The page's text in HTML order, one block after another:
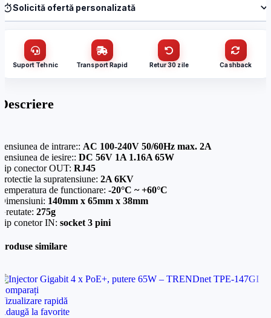
Denumire firmă / instituție*
Telefon
Mesaj (cantitate, termen, alte detalii)
Solicită ofertă personalizată
Nume / firmă
Telefon*
Cerințele tale (proiect, buget, termen, alte produse)
Suport Tehnic Transport Rapid Retur 30 zile Cashback
de intrare:: AC 100-240V 50/60Hz max. 2A
de iesire:: DC 56V 1A 1.16A 65W
conector OUT: RJ45
la supratensiune: 2A 6KV
de functionare: -20°C ~ +60°C
140mm x 65mm x 38mm
275g
conetor IN: socket 3 pini
similare
rapidă
la favorite